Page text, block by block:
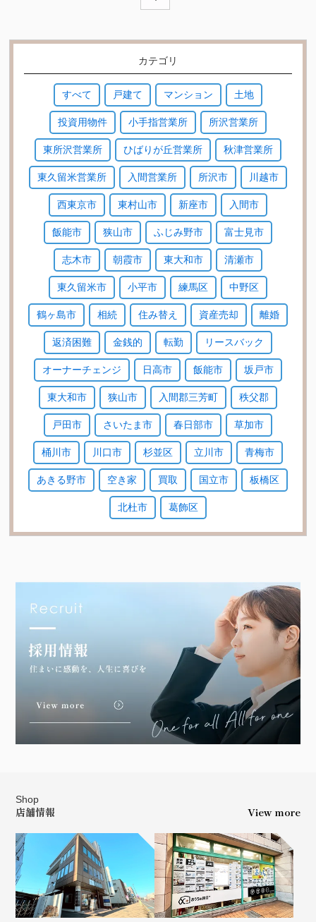
カテゴリ
すべて 戸建て マンション 土地
投資用物件 小手指営業所 所沢営業所
東所沢営業所 ひばりが丘営業所 秋津営業所
東久留米営業所 入間営業所 所沢市 川越市
西東京市 東村山市 新座市 入間市
飯能市 狭山市 ふじみ野市 富士見市
志木市 朝霞市 東大和市 清瀬市
東久留米市 小平市 練馬区 中野区
鶴ヶ島市 相続 住み替え 資産売却 離婚
返済困難 金銭的 転勤 リースバック
オーナーチェンジ 日高市 飯能市 坂戸市
東大和市 狭山市 入間郡三芳町 秩父郡
戸田市 さいたま市 春日部市 草加市
桶川市 川口市 杉並区 立川市 青梅市
あきる野市 空き家 買取 国立市 板橋区
北杜市 葛飾区
Shop
店舗情報 View more